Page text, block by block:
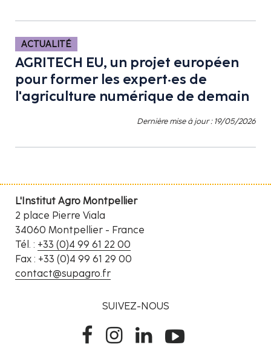
ACTUALITÉ
AGRITECH EU, un projet européen
pour former les expert·es de
l'agriculture numérique de demain
Dernière mise à jour : 19/05/2026
L'Institut Agro Montpellier
2 place Pierre Viala
34060 Montpellier - France
Tél. : +33 (0)4 99 61 22 00
Fax : +33 (0)4 99 61 29 00
contact@supagro.fr
SUIVEZ-NOUS